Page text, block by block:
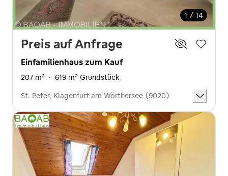
1 / 14
Preis auf Anfrage
Einfamilienhaus zum Kauf
207 m² · 619 m² Grundstück
St. Peter, Klagenfurt am Wörthersee (9020)